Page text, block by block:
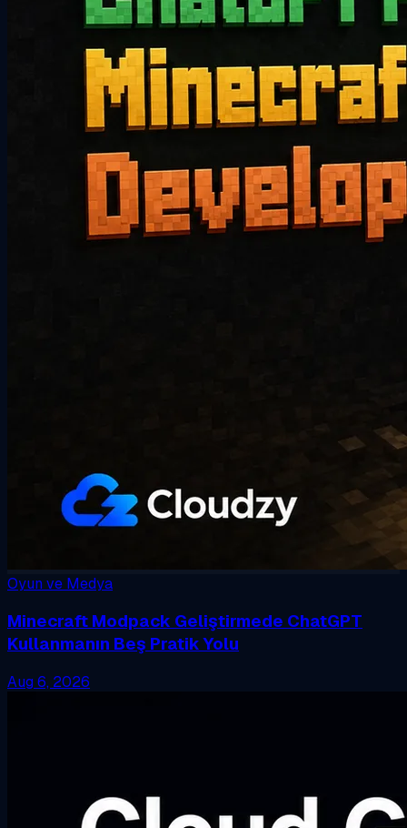
Oyun ve Medya
Minecraft Modpack Geliştirmede ChatGPT
Kullanmanın Beş Pratik Yolu
Aug 6, 2026